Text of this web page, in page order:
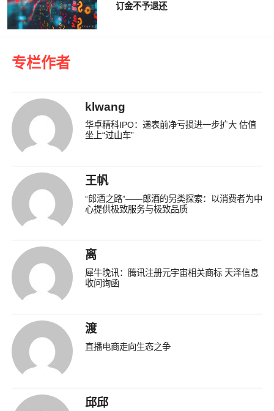
订金不予退还
专栏作者
klwang
华卓精科IPO：递表前净亏损进一步扩大 估值
坐上“过山车”
王帆
“郎酒之路”——郎酒的另类探索：以消费者为中
心提供极致服务与极致品质
离
犀牛晚讯：腾讯注册元宇宙相关商标 天泽信息
收问询函
渡
直播电商走向生态之争
邱邱